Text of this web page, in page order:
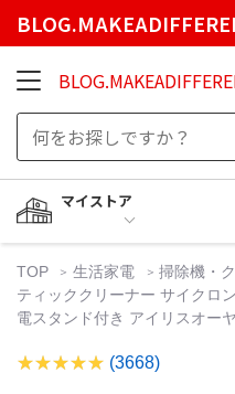
マイストア
TOP 生活家電 掃除機・
ティッククリーナー サイクロ
電スタンド付き アイリスオー
(3668)